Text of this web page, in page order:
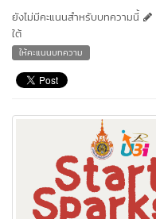
ยังไม่มีคะแนนสำหรับบทความนี้
ใต้
ให้คะแนนบทความ